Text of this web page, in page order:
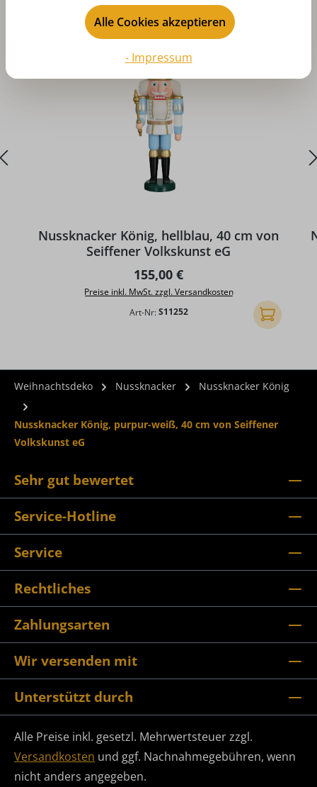
Nussknacker König, hellblau, 40 cm von
Seiffener Volkskunst eG
Regulärer Preis:
155,00 €
Preise inkl. MwSt. zzgl. Versandkosten
Art-Nr: S11252 In den
Weihnachtsdeko Nussknacker Nussknacker König
Nussknacker König, purpur-weiß, 40 cm von Seiffener
Volkskunst eG
Sehr gut bewertet
Service-Hotline
Service
Rechtliches
Zahlungsarten
Wir versenden mit
Unterstützt durch
Alle Preise inkl. gesetzl. Mehrwertsteuer zzgl.
Versandkosten und ggf. Nachnahmegebühren, wenn
nicht anders angegeben.
Alle Cookies akzeptieren
- Impressum